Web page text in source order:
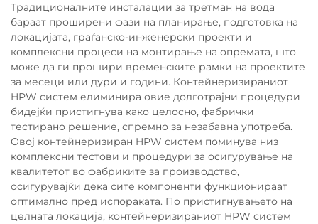
Традиционалните инсталации за третман на вода
бараат проширени фази на планирање, подготовка на
локацијата, граѓанско-инженерски проекти и
комплексни процеси на монтирање на опремата, што
може да ги прошири временските рамки на проектите
за месеци или дури и години. Контейнеризираниот
HPW систем елиминира овие долготрајни процедури
бидејќи пристигнува како целосно, фабрички
тестирано решение, спремно за незабавна употреба.
Овој контейнеризиран HPW систем поминува низ
комплексни тестови и процедури за осигурување на
квалитетот во фабриките за производство,
осигурувајќи дека сите компоненти функционираат
оптимално пред испораката. По пристигнувањето на
целната локација, контейнеризираниот HPW систем